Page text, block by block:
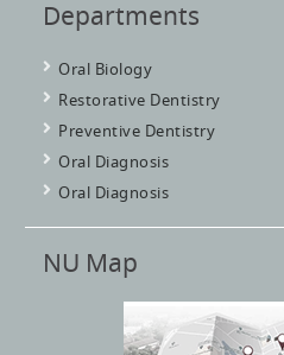
Departments
Oral Biology
Restorative Dentistry
Preventive Dentistry
Oral Diagnosis
Oral Diagnosis
NU Map